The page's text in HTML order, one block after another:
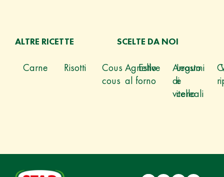
ALTRE RICETTE
Carne Risotti
Cous
cous
Estive
Legumi
e
cereali
SCELTE DA NOI
Agnello
al forno
Arrosto
di
vitello